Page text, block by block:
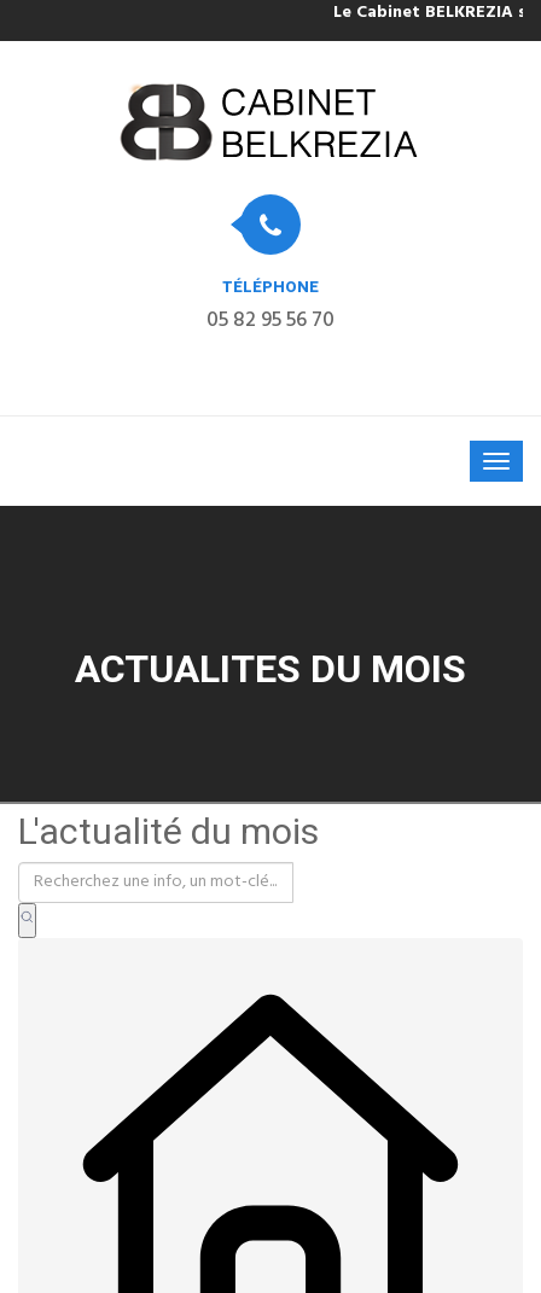
Le Cabinet BELKREZIA
TÉLÉPHONE
05 82 95 56 70
ACTUALITES DU MOIS
L'actualité du mois